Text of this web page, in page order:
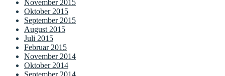
November 2015
Oktober 2015
September 2015
August 2015
Juli 2015
Februar 2015
November 2014
Oktober 2014
September 2014